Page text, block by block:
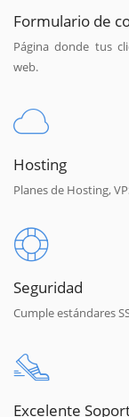
Formulario de
Página donde tus
web.
Hosting
Planes de Hosting,
Seguridad
Cumple estándares
Excelente